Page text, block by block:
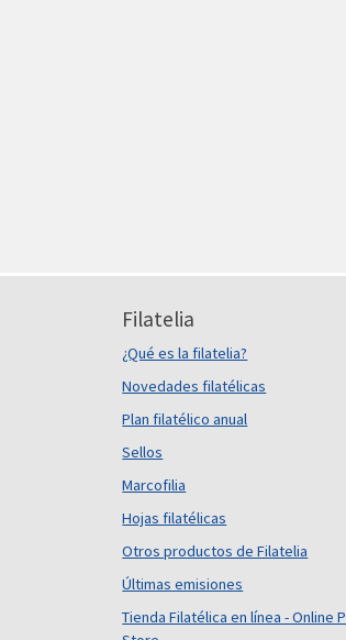
Filatelia
¿Qué es la filatelia?
Novedades filatélicas
Plan filatélico anual
Sellos
Marcofilia
Hojas filatélicas
Otros productos de Filatelia
Últimas emisiones
Tienda Filatélica en línea - Online